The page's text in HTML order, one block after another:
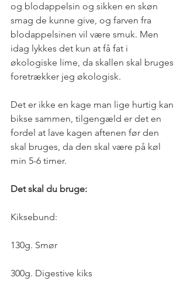
og blodappelsin og sikken en skøn
smag de kunne give, og farven fra
blodappelsinen vil være smuk. Men
idag lykkes det kun at få fat i
økologiske lime, da skallen skal bruges
foretrækker jeg økologisk.
Det er ikke en kage man lige hurtig kan
bikse sammen, tilgengæld er det en
fordel at lave kagen aftenen før den
skal bruges, da den skal være på køl
min 5-6 timer.
Det skal du bruge:
Kiksebund:
130g. Smør
300g. Digestive kiks